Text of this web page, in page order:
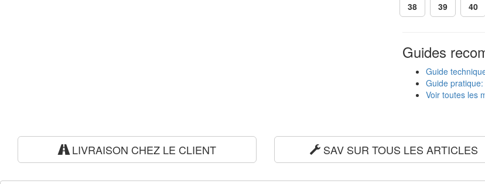
38 39 40
Guides
Guide
Guide
Voir toutes les
LIVRAISON CHEZ LE CLIENT SAV SUR TOUS LES ARTICLES